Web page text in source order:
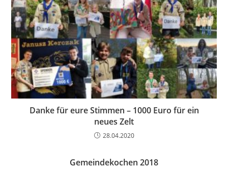
Danke für eure Stimmen – 1000 Euro für ein
neues Zelt
28.04.2020
Gemeindekochen 2018